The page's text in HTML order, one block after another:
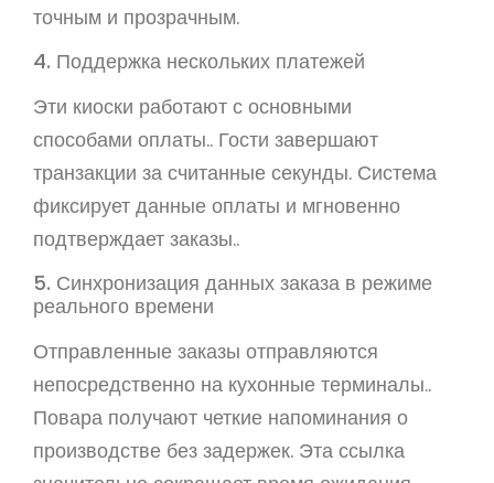
точным и прозрачным.
4. Поддержка нескольких платежей
Эти киоски работают с основными
способами оплаты.. Гости завершают
транзакции за считанные секунды. Система
фиксирует данные оплаты и мгновенно
подтверждает заказы..
5. Синхронизация данных заказа в режиме
реального времени
Отправленные заказы отправляются
непосредственно на кухонные терминалы..
Повара получают четкие напоминания о
производстве без задержек. Эта ссылка